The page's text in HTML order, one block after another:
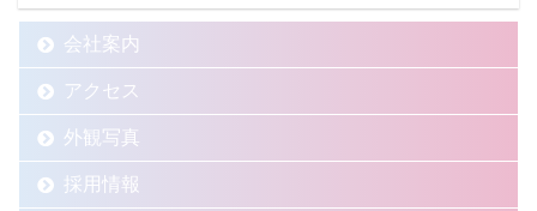
会社案内
アクセス
外観写真
採用情報